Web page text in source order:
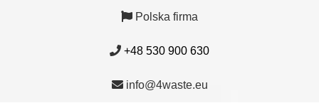
Polska firma
+48 530 900 630
info@4waste.eu